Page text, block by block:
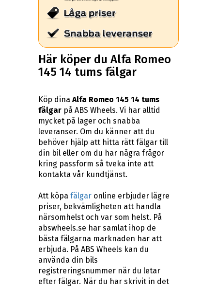
Här köper du Alfa Romeo
145 14 tums fälgar
Köp dinaAlfa Romeo 145 14 tums
fälgar på ABS Wheels. Vi har alltid
mycket på lager och snabba
leveranser. Om du känner att du
behöver hjälp att hitta rätt fälgar till
din bil eller om du har några frågor
kring passform så tveka inte att
kontakta vår kundtjänst.
Att köpafälgar online erbjuder lägre
priser, bekvämligheten att handla
närsomhelst och var som helst. På
abswheels.se har samlat ihop de
bästa fälgarna marknaden har att
erbjuda. På ABS Wheels kan du
använda din bils
registreringsnummer när du letar
efter fälgar. När du har skrivit in det